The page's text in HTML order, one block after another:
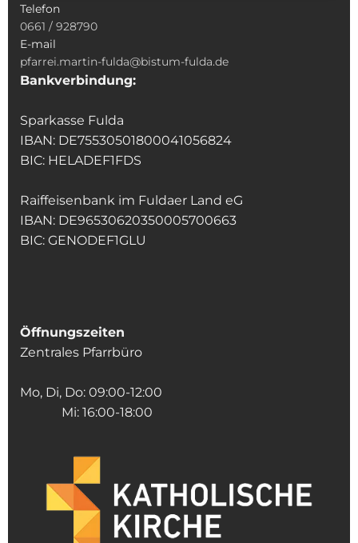
Telefon
0661 / 928790
E-mail
pfarrei.martin-fulda@bistum-fulda.de
Bankverbindung:
Sparkasse Fulda
IBAN: DE75530501800041056824
BIC: HELADEF1FDS
Raiffeisenbank im Fuldaer Land eG
IBAN: DE96530620350005700663
BIC: GENODEF1GLU
Öffnungszeiten
Zentrales Pfarrbüro
Mo, Di, Do: 09:00-12:00
Mi: 16:00-18:00